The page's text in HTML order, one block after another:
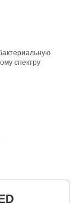
спектру